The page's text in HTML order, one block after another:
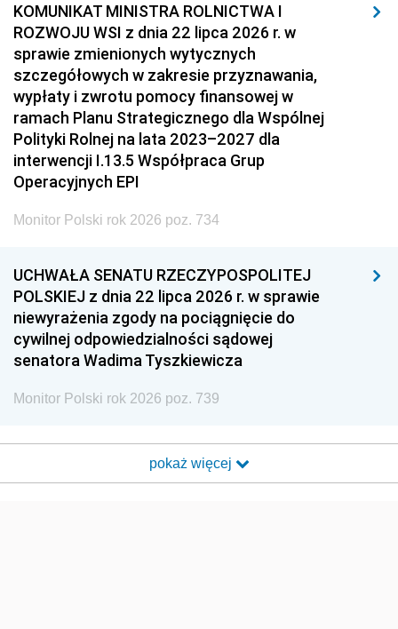
KOMUNIKAT MINISTRA ROLNICTWA I
ROZWOJU WSI z dnia 22 lipca 2026 r. w
sprawie zmienionych wytycznych
szczegółowych w zakresie przyznawania,
wypłaty i zwrotu pomocy finansowej w
ramach Planu Strategicznego dla Wspólnej
Polityki Rolnej na lata 2023–2027 dla
interwencji I.13.5 Współpraca Grup
Operacyjnych EPI
Monitor Polski rok 2026 poz. 734
UCHWAŁA SENATU RZECZYPOSPOLITEJ
POLSKIEJ z dnia 22 lipca 2026 r. w sprawie
niewyrażenia zgody na pociągnięcie do
cywilnej odpowiedzialności sądowej
senatora Wadima Tyszkiewicza
Monitor Polski rok 2026 poz. 739
pokaż więcej